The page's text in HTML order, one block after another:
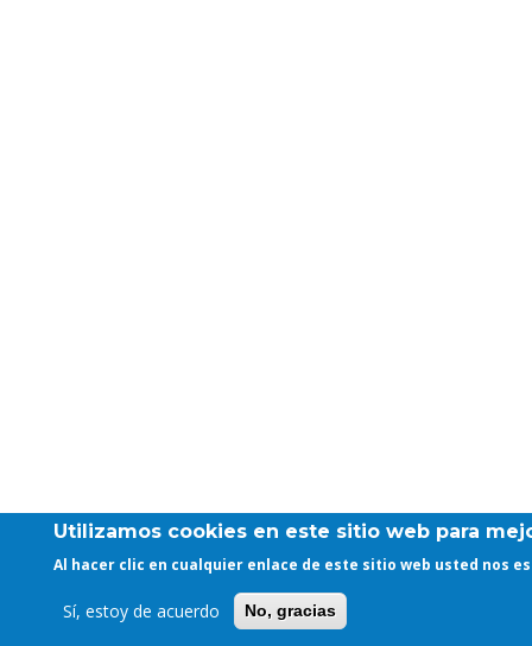
Utilizamos cookies en este sitio web para
Al hacer clic en cualquier enlace de este sitio web usted nos
Sí, estoy de acuerdo No, gracias